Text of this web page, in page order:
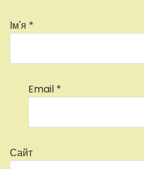
Ім'я *
Email *
Сайт